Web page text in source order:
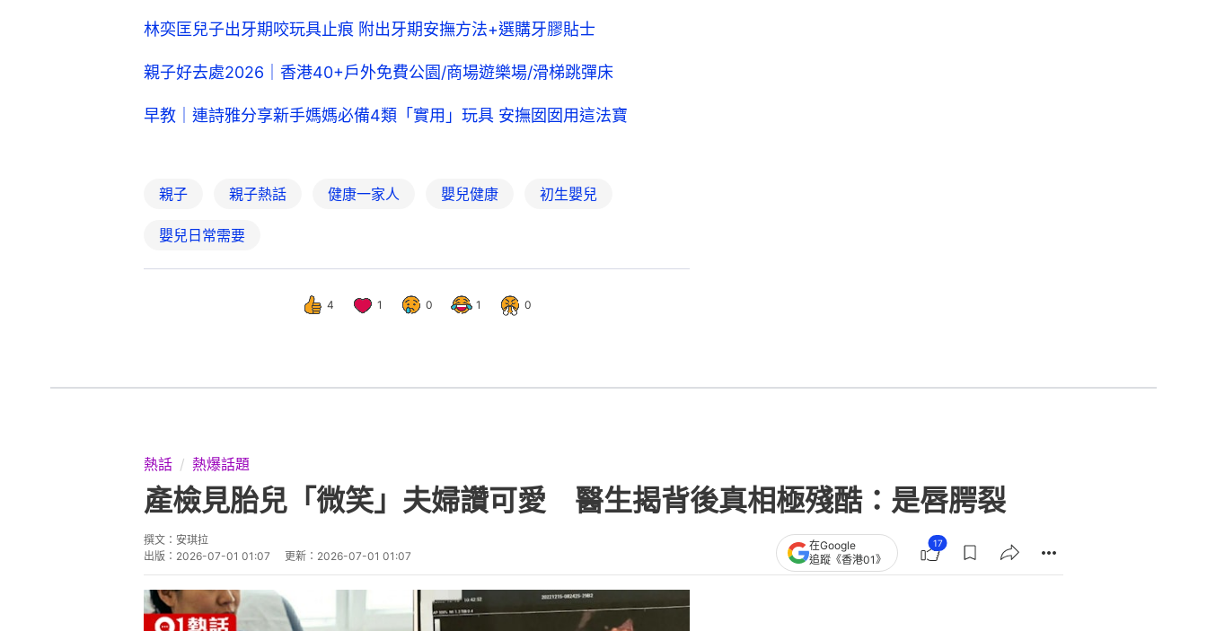
林奕匡兒子出牙期咬玩具止痕 附出牙期安撫方法+選購牙膠貼士
親子好去處2026｜香港40+戶外免費公園/商場遊樂場/滑梯跳彈床
早教｜連詩雅分享新手媽媽必備4類「實用」玩具 安撫囡囡用這法寶
親子 親子熱話 健康一家人 嬰兒健康 初生嬰兒
嬰兒日常需要
4 1 0 1 0
熱話 熱爆話題
產檢見胎兒「微笑」夫婦讚可愛 醫生揭背後真相極殘酷：是唇腭裂
撰文： 安琪拉
出版： 2026-07-01 01:07 更新： 2026-07-01 01:07
在Google
追蹤《香港01》
17